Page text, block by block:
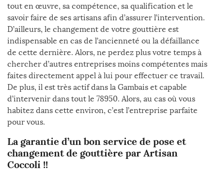
tout en œuvre, sa compétence, sa qualification et le
savoir faire de ses artisans afin d’assurer l’intervention.
D’ailleurs, le changement de votre gouttière est
indispensable en cas de l’ancienneté ou la défaillance
de cette dernière. Alors, ne perdez plus votre temps à
chercher d’autres entreprises moins compétentes mais
faites directement appel à lui pour effectuer ce travail.
De plus, il est très actif dans la Gambais et capable
d’intervenir dans tout le 78950. Alors, au cas où vous
habitez dans cette environ, c’est l’entreprise parfaite
pour vous.
La garantie d’un bon service de pose et
changement de gouttière par Artisan
Coccoli !!